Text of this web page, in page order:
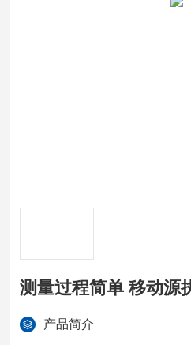
测量过程简单 移
产品简介